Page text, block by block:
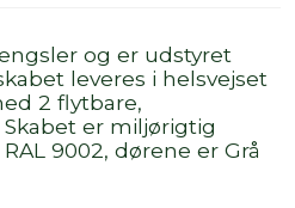
og er udstyret
leveres i helsvejset
2 flytbare,
er miljørigtig
9002, dørene er Grå